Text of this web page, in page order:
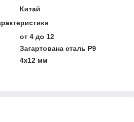
Китай
от 4 до 12
Загартована сталь Р9
4х12 мм